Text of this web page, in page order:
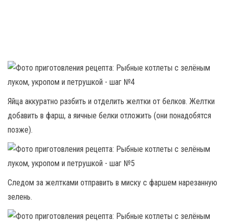
Яйца аккуратно разбить и отделить желтки от белков. Желтки
добавить в фарш, а яичные белки отложить (они понадобятся
позже).
Следом за желтками отправить в миску с фаршем нарезанную
зелень.